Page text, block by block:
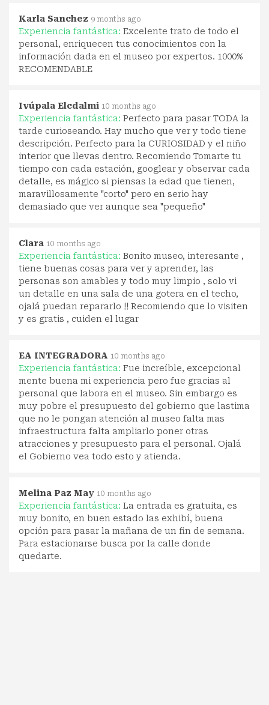
Karla Sanchez 9 months ago
Experiencia fantástica: Excelente trato de todo el
personal, enriquecen tus conocimientos con la
información dada en el museo por expertos. 1000%
RECOMENDABLE
Ivúpala Elcdalmi 10 months ago
Experiencia fantástica: Perfecto para pasar TODA la
tarde curioseando. Hay mucho que ver y todo tiene
descripción. Perfecto para la CURIOSIDAD y el niño
interior que llevas dentro. Recomiendo Tomarte tu
tiempo con cada estación, googlear y observar cada
detalle, es mágico si piensas la edad que tienen,
maravillosamente "corto" pero en serio hay
demasiado que ver aunque sea "pequeño"
Clara 10 months ago
Experiencia fantástica: Bonito museo, interesante ,
tiene buenas cosas para ver y aprender, las
personas son amables y todo muy limpio , solo vi
un detalle en una sala de una gotera en el techo,
ojalá puedan repararlo !! Recomiendo que lo visiten
y es gratis , cuiden el lugar
EA INTEGRADORA 10 months ago
Experiencia fantástica: Fue increíble, excepcional
mente buena mi experiencia pero fue gracias al
personal que labora en el museo. Sin embargo es
muy pobre el presupuesto del gobierno que lastima
que no le pongan atención al museo falta mas
infraestructura falta ampliarlo poner otras
atracciones y presupuesto para el personal. Ojalá
el Gobierno vea todo esto y atienda.
Melina Paz May 10 months ago
Experiencia fantástica: La entrada es gratuita, es
muy bonito, en buen estado las exhibí, buena
opción para pasar la mañana de un fin de semana.
Para estacionarse busca por la calle donde
quedarte.